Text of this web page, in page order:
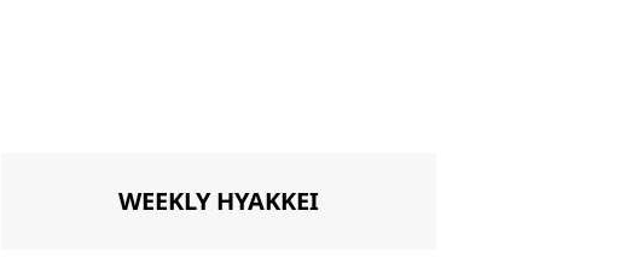
WEEKLY HYAKKEI